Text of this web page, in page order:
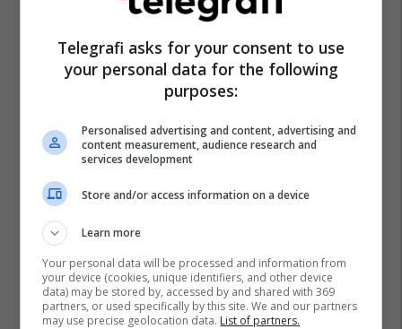
Edinson Cavani Romelu Lukaku
Psg
Inter Premier League
Serie A
Transferimet
Telegrafi asks for your consent to use
your personal data for the following
purposes:
Personalised advertising and content, advertising and
content measurement, audience research and
services development
Store and/or access information on a device
Learn more
Your personal data will be processed and information from
your device (cookies, unique identifiers, and other device
data) may be stored by, accessed by and shared with 369
partners, or used specifically by this site. We and our partners
may use precise geolocation data. List of partners.